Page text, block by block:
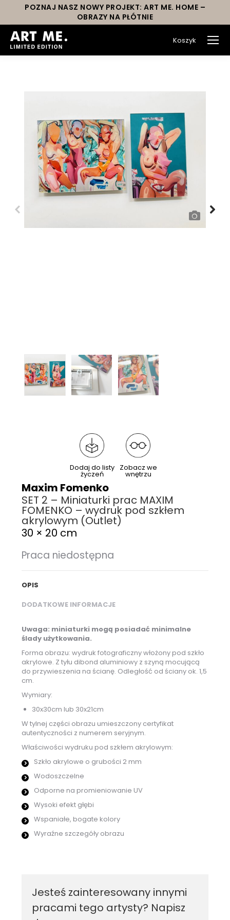
POZNAJ NASZ NOWY PROJEKT: ART ME. HOME –
OBRAZY NA PŁÓTNIE
Koszyk
Dodaj do listy
życzeń
Zobacz we
wnętrzu
Maxim Fomenko
SET 2 – Miniaturki prac MAXIM
FOMENKO – wydruk pod szkłem
akrylowym (Outlet)
30 × 20 cm
Praca niedostępna
OPIS
DODATKOWE INFORMACJE
Uwaga: miniaturki mogą posiadać minimalne
ślady użytkowania.
Forma obrazu: wydruk fotograficzny włożony pod szkło
akrylowe. Z tyłu dibond aluminiowy z szyną mocującą
do przywieszenia na ścianę. Odległość od ściany ok. 1,5
cm.
Wymiary:
30x30cm lub 30x21cm
W tylnej części obrazu umieszczony certyfikat
autentyczności z numerem seryjnym.
Właściwości wydruku pod szkłem akrylowym:
Szkło akrylowe o grubości 2 mm
Wodoszczelne
Odporne na promieniowanie UV
Wysoki efekt głębi
Wspaniałe, bogate kolory
Wyraźne szczegóły obrazu
Jesteś zainteresowany innymi
pracami tego artysty? Napisz